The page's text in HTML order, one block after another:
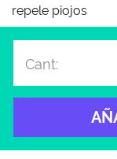
repele piojos
Cant: